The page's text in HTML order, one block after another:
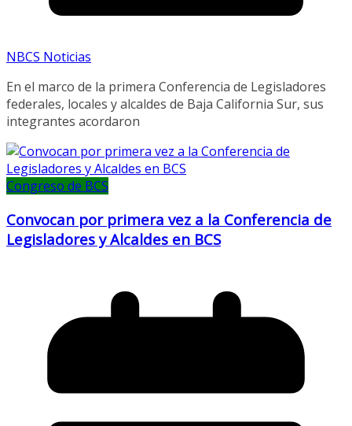
NBCS Noticias
En el marco de la primera Conferencia de Legisladores
federales, locales y alcaldes de Baja California Sur, sus
integrantes acordaron
Congreso de BCS
Convocan por primera vez a la Conferencia de
Legisladores y Alcaldes en BCS